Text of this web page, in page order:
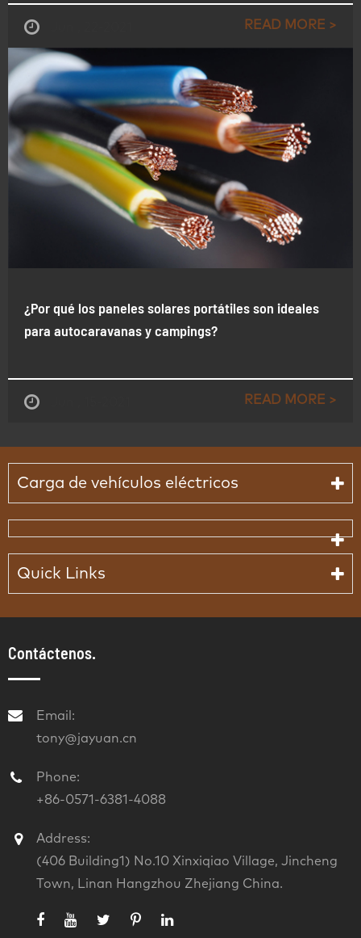
READ MORE >
¿Por qué los paneles solares portátiles son ideales
para autocaravanas y campings?
READ MORE >
Carga de vehículos eléctricos
Quick Links
Contáctenos.
Email:
tony@jayuan.cn
Phone:
+86-0571-6381-4088
Address:
(406 Building1) No.10 Xinxiqiao Village, Jincheng
Town, Linan Hangzhou Zhejiang China.